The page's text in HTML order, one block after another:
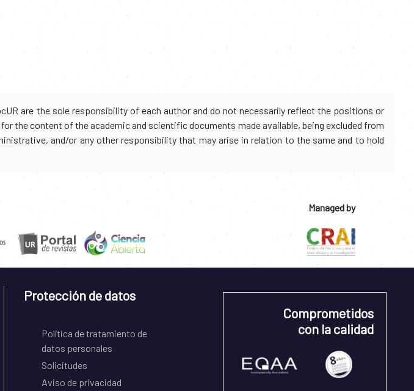
are the sole responsibility of each author and do not necessarily reflect the positions or
the content of the academic and scientific documents made available, being excluded from
and/or any other responsibility that may arise in relation to the same and to hold
Managed by
Protección de datos
Política de tratamiento de
datos personales
Solicitudes
Aviso de privacidad
Comprometidos
con la calidad